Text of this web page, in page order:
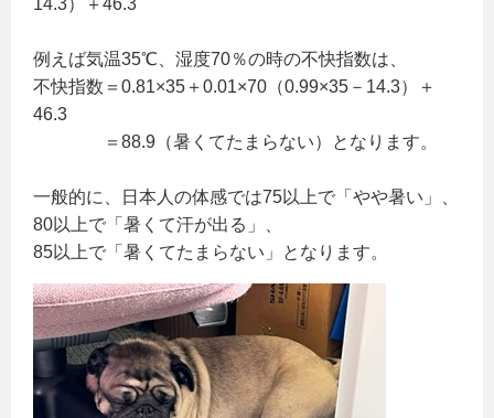
14.3）＋46.3
例えば気温35℃、湿度70％の時の不快指数は、
不快指数＝0.81×35＋0.01×70（0.99×35－14.3）＋
46.3
＝88.9（暑くてたまらない）となります。
一般的に、日本人の体感では75以上で「やや暑い」、
80以上で「暑くて汗が出る」、
85以上で「暑くてたまらない」となります。